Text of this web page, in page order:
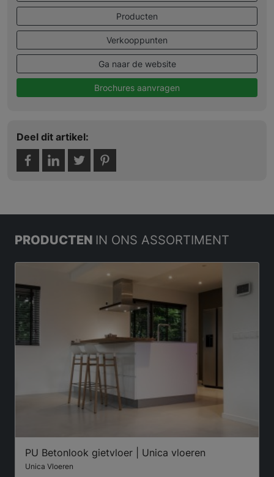
Producten
Verkooppunten
Ga naar de website
Brochures aanvragen
Deel dit artikel:
PRODUCTEN IN ONS ASSORTIMENT
PU Betonlook gietvloer | Unica vloeren
Unica Vloeren